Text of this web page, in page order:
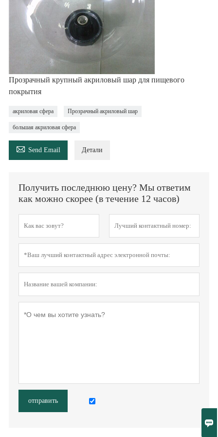

Прозрачный крупный акриловый шар для пищевого
покрытия
акриловая сфера Прозрачный акриловый шар
большая акриловая сфера
 Send Email Детали
Получить последнюю цену? Мы ответим
как можно скорее (в течение 12 часов)
отправить